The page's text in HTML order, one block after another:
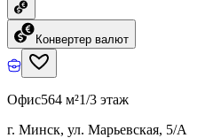
Конвертер валют
Офис564 м²1/3 этаж
г. Минск, ул. Марьевская, 5/А